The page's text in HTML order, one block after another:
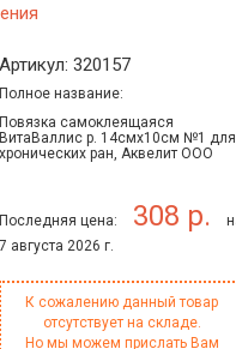
Артикул: 320157
Полное название:
Повязка самоклеящаяся
ВитаВаллис р. 14смх10см №1 для
хронических ран, Аквелит ООО
Последняя цена: 308 р.
7 августа 2026 г.
К сожалению данный товар
отсутствует на складе.
Но мы можем прислать Вам